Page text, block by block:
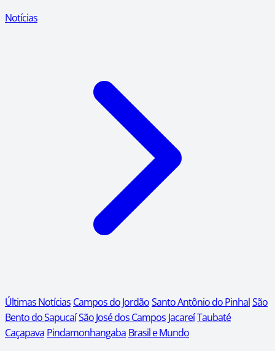
Notícias
Últimas Notícias Campos do JordãoSanto Antônio do PinhalSão
Bento do SapucaíSão José dos Campos JacareíTaubaté
Caçapava Pindamonhangaba Brasil e Mundo